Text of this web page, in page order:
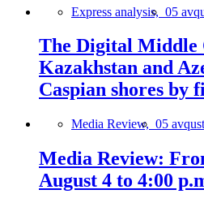
Express analysis, 05
The Digital
Kazakhstan and
Caspian shores by
Media Review, 05
Media Review:
August 4 to 4:00